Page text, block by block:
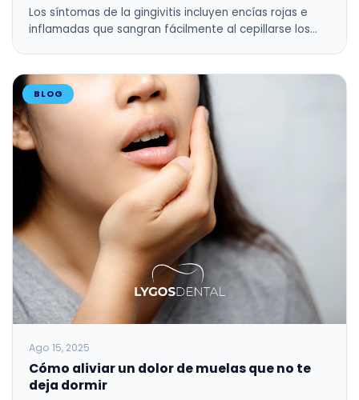
Los síntomas de la gingivitis incluyen encías rojas e
inflamadas que sangran fácilmente al cepillarse los…
BLOG
Ago 15, 2025
Cómo aliviar un dolor de muelas que no te
deja dormir